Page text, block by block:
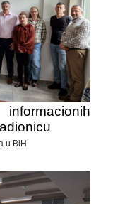
u BiH